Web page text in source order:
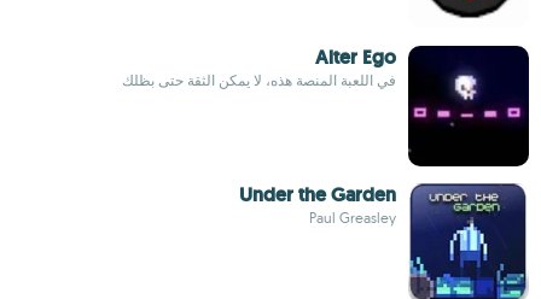
Alter Ego
في اللعبة المنصة هذه، لا يمكن الثقة حتى بظلك
Under the Garden
Paul Greasley